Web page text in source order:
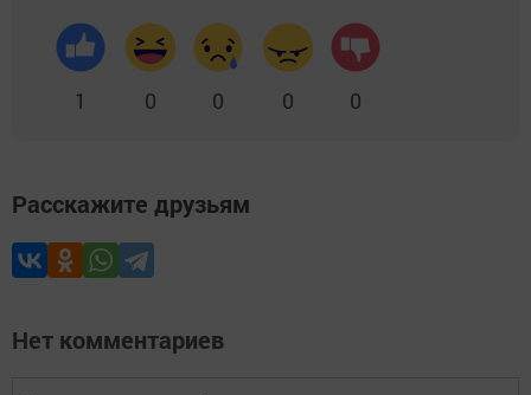
1 0 0 0 0
Расскажите друзьям
Нет комментариев